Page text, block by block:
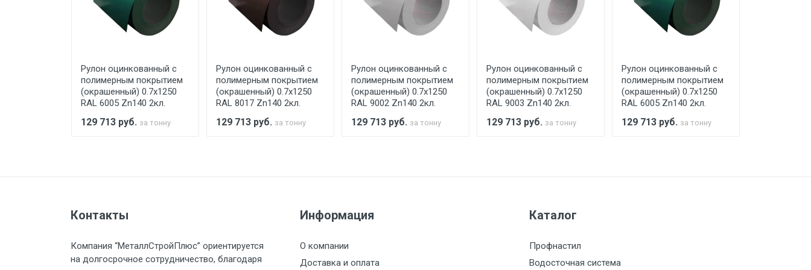
При доставке товара, Клиент заранее обязан обеспечить подъезные пути для разгружаемого а/м. На разгрузку автомобиля
Стоимость доставки по РФ рассчитывается индивидуально.
6500 с НДС 35р./км за МКАД
Груз до 6 м, вес до 3 тн 7500 с НДС 35р./км за МКАД
Рулон оцинкованный с
полимерным покрытием
(окрашенный) 0.7x1250
RAL 6005 Zn140 2кл.
129 713 руб. за тонну
Рулон оцинкованный с
полимерным покрытием
(окрашенный) 0.7x1250
RAL 8017 Zn140 2кл.
129 713 руб. за тонну
Рулон оцинкованный с
полимерным покрытием
(окрашенный) 0.7x1250
RAL 9002 Zn140 2кл.
129 713 руб. за тонну
Рулон оцинкованный с
полимерным покрытием
(окрашенный) 0.7x1250
RAL 9003 Zn140 2кл.
129 713 руб. за тонну
Рулон оцинкованный с
полимерным покрытием
(окрашенный) 0.7x1250
RAL 6005 Zn140 2кл.
129 713 руб. за тонну
Контакты
Компания “МеталлСтройПлюс” ориентируется
на долгосрочное сотрудничество, благодаря
Информация
О компании
Доставка и оплата
Каталог
Профнастил
Водосточная система